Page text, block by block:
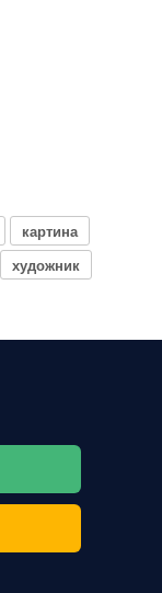
картина
художник